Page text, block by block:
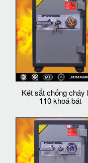
Két sắt chống cháy
110 khoá bát